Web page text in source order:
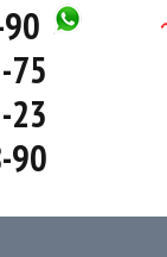
75
23
90